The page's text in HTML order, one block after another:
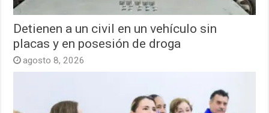
Detienen a un civil en un vehículo sin
placas y en posesión de droga
agosto 8, 2026